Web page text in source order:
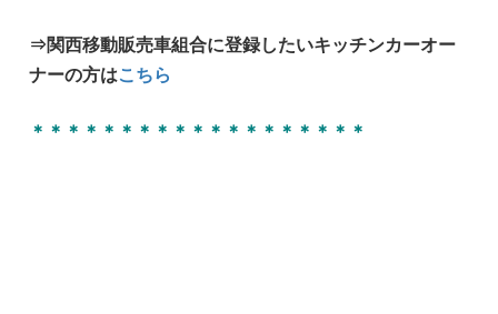
⇒関西移動販売車組合に登録したいキッチンカーオー
ナーの方はこちら
＊＊＊＊＊＊＊＊＊＊＊＊＊＊＊＊＊＊＊